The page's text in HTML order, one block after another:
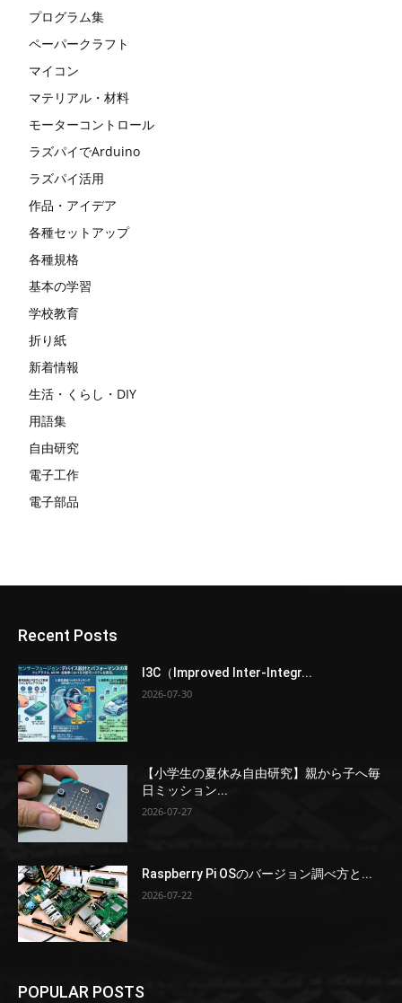
プログラム集
ペーパークラフト
マイコン
マテリアル・材料
モーターコントロール
ラズパイでArduino
ラズパイ活用
作品・アイデア
各種セットアップ
各種規格
基本の学習
学校教育
折り紙
新着情報
生活・くらし・DIY
用語集
自由研究
電子工作
電子部品
Recent Posts
I3C（Improved Inter-Integr...
2026-07-30
【小学生の夏休み自由研究】親から子へ毎
日ミッション...
2026-07-27
Raspberry Pi OSのバージョン調べ方と...
2026-07-22
POPULAR POSTS